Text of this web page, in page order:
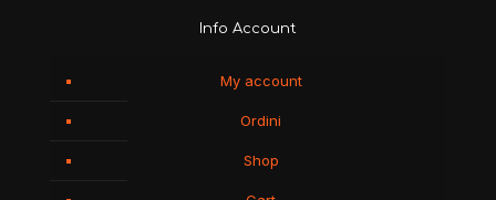
Info Account
My account
Ordini
Shop